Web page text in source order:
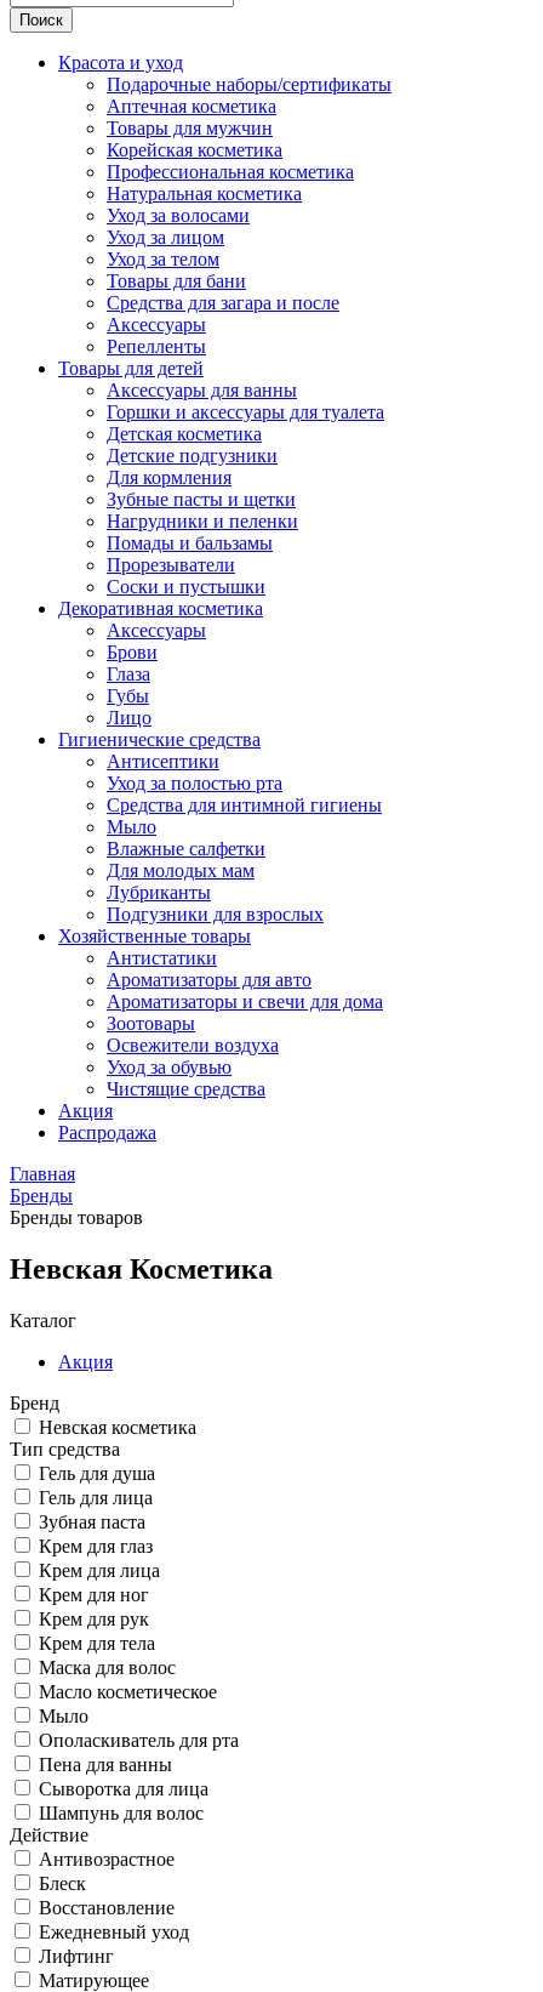
Поиск
Красота и уход
Подарочные наборы/сертификаты
Аптечная косметика
Товары для мужчин
Корейская косметика
Профессиональная косметика
Натуральная косметика
Уход за волосами
Уход за лицом
Уход за телом
Товары для бани
Средства для загара и после
Аксессуары
Репелленты
Товары для детей
Аксессуары для ванны
Горшки и аксессуары для туалета
Детская косметика
Детские подгузники
Для кормления
Зубные пасты и щетки
Нагрудники и пеленки
Помады и бальзамы
Прорезыватели
Соски и пустышки
Декоративная косметика
Аксессуары
Брови
Глаза
Губы
Лицо
Гигиенические средства
Антисептики
Уход за полостью рта
Средства для интимной гигиены
Мыло
Влажные салфетки
Для молодых мам
Лубриканты
Подгузники для взрослых
Хозяйственные товары
Антистатики
Ароматизаторы для авто
Ароматизаторы и свечи для дома
Зоотовары
Освежители воздуха
Уход за обувью
Чистящие средства
Акция
Распродажа
Главная
Бренды
Бренды товаров
Невская Косметика
Каталог
Акция
Бренд
Невская косметика
Тип средства
Гель для душа
Гель для лица
Зубная паста
Крем для глаз
Крем для лица
Крем для ног
Крем для рук
Крем для тела
Маска для волос
Масло косметическое
Мыло
Ополаскиватель для рта
Пена для ванны
Сыворотка для лица
Шампунь для волос
Действие
Антивозрастное
Блеск
Восстановление
Ежедневный уход
Лифтинг
Матирующее